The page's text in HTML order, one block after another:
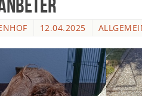
12.04.2025